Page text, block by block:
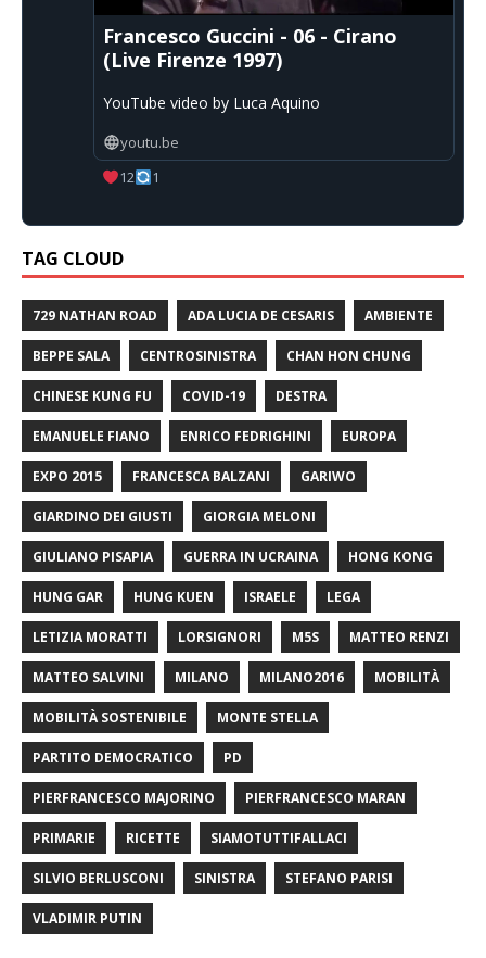
Francesco Guccini - 06 - Cirano
(Live Firenze 1997)
YouTube video by Luca Aquino
youtu.be
12
1
TAG CLOUD
729 NATHAN ROAD ADA LUCIA DE CESARIS AMBIENTE
BEPPE SALA CENTROSINISTRA CHAN HON CHUNG
CHINESE KUNG FU COVID-19 DESTRA
EMANUELE FIANO ENRICO FEDRIGHINI EUROPA
EXPO 2015 FRANCESCA BALZANI GARIWO
GIARDINO DEI GIUSTI GIORGIA MELONI
GIULIANO PISAPIA GUERRA IN UCRAINA HONG KONG
HUNG GAR HUNG KUEN ISRAELE LEGA
LETIZIA MORATTI LORSIGNORI M5S MATTEO RENZI
MATTEO SALVINI MILANO MILANO2016 MOBILITÀ
MOBILITÀ SOSTENIBILE MONTE STELLA
PARTITO DEMOCRATICO PD
PIERFRANCESCO MAJORINO PIERFRANCESCO MARAN
PRIMARIE RICETTE SIAMOTUTTIFALLACI
SILVIO BERLUSCONI SINISTRA STEFANO PARISI
VLADIMIR PUTIN